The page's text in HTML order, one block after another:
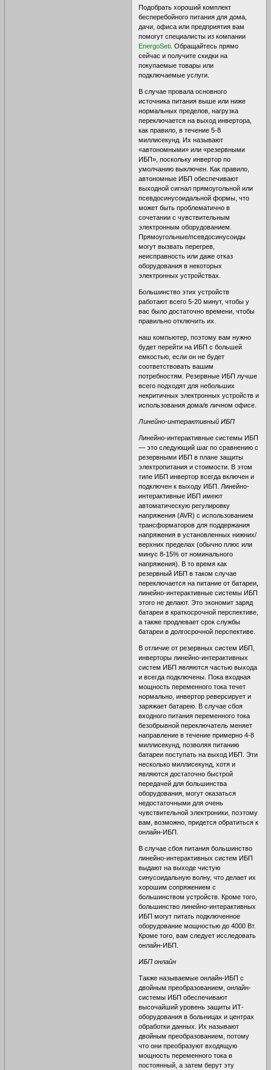
Подобрать хороший комплект
бесперебойного питания для дома,
дачи, офиса или предприятия вам
помогут специалисты из компании
EnergoSeti. Обращайтесь прямо
сейчас и получите скидки на
покупаемые товары или
подключаемые услуги.
В случае провала основного
источника питания выше или ниже
нормальных пределов, нагрузка
переключается на выход инвертора,
как правило, в течение 5-8
миллисекунд. Их называют
«автономными» или «резервными
ИБП», поскольку инвертор по
умолчанию выключен. Как правило,
автономные ИБП обеспечивают
выходной сигнал прямоугольной или
псевдосинусоидальной формы, что
может быть проблематично в
сочетании с чувствительным
электронным оборудованием.
Прямоугольные/псевдосинусоиды
могут вызвать перегрев,
неисправность или даже отказ
оборудования в некоторых
электронных устройствах.
Большинство этих устройств
работают всего 5-20 минут, чтобы у
вас было достаточно времени, чтобы
правильно отключить их.
наш компьютер, поэтому вам нужно
будет перейти на ИБП с большей
емкостью, если он не будет
соответствовать вашим
потребностям. Резервные ИБП лучше
всего подходят для небольших
некритичных электронных устройств и
использования дома/в личном офисе.
Линейно-интерактивный ИБП
Линейно-интерактивные системы ИБП
— это следующий шаг по сравнению с
резервными ИБП в плане защиты
электропитания и стоимости. В этом
типе ИБП инвертор всегда включен и
подключен к выходу ИБП. Линейно-
интерактивные ИБП имеют
автоматическую регулировку
напряжения (AVR) с использованием
трансформаторов для поддержания
напряжения в установленных нижних/
верхних пределах (обычно плюс или
минус 8-15% от номинального
напряжения). В то время как
резервный ИБП в таком случае
переключается на питание от батареи,
линейно-интерактивные системы ИБП
этого не делают. Это экономит заряд
батареи в краткосрочной перспективе,
а также продлевает срок службы
батареи в долгосрочной перспективе.
В отличие от резервных систем ИБП,
инверторы линейно-интерактивных
систем ИБП являются частью выхода
и всегда подключены. Пока входная
мощность переменного тока течет
нормально, инвертор реверсирует и
заряжает батарею. В случае сбоя
входного питания переменного тока
безобрывной переключатель меняет
направление в течение примерно 4-8
миллисекунд, позволяя питанию
батареи поступать на выход ИБП. Эти
несколько миллисекунд, хотя и
являются достаточно быстрой
передачей для большинства
оборудования, могут оказаться
недостаточными для очень
чувствительной электроники, поэтому
вам, возможно, придется обратиться к
онлайн-ИБП.
В случае сбоя питания большинство
линейно-интерактивных систем ИБП
выдают на выходе чистую
синусоидальную волну, что делает их
хорошим сопряжением с
большинством устройств. Кроме того,
большинство линейно-интерактивных
ИБП могут питать подключенное
оборудование мощностью до 4000 Вт.
Кроме того, вам следует исследовать
онлайн-ИБП.
ИБП онлайн
Также называемые онлайн-ИБП с
двойным преобразованием, онлайн-
системы ИБП обеспечивают
высочайший уровень защиты ИТ-
оборудования в больницах и центрах
обработки данных. Их называют
двойным преобразованием, потому
что они преобразуют входящую
мощность переменного тока в
постоянный, а затем берут эту